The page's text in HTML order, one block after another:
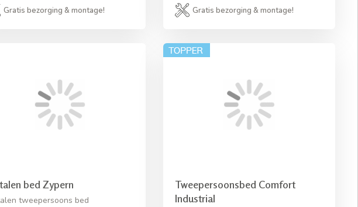
Gratis bezorging & montage! Gratis bezorging & montage!
bed Zypern
tweepersoons bed
Tweepersoonsbed Comfort
Industrial